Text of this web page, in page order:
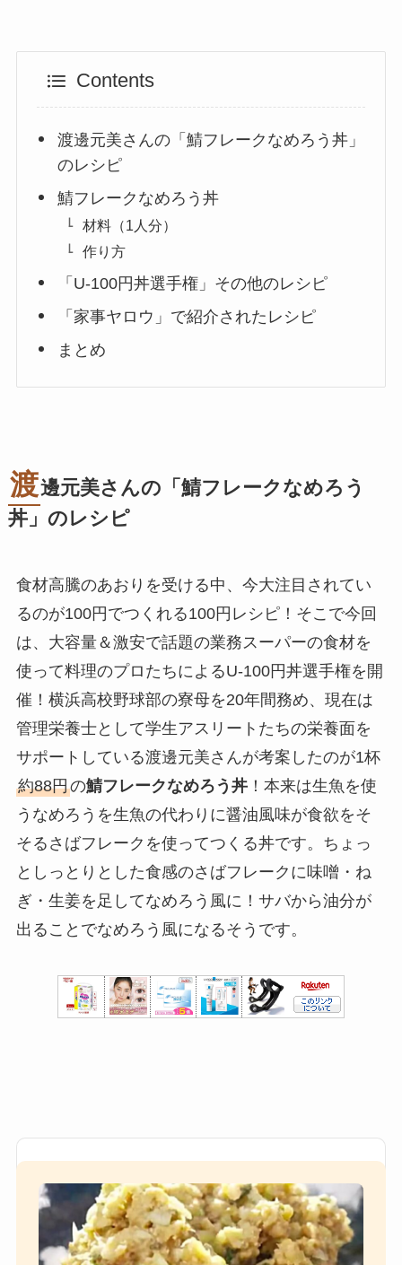
Contents
渡邊元美さんの「鯖フレークなめろう丼」
のレシピ
鯖フレークなめろう丼
材料（1人分）
作り方
「U-100円丼選手権」その他のレシピ
「家事ヤロウ」で紹介されたレシピ
まとめ
渡邊元美さんの「鯖フレークなめろう
丼」のレシピ
食材高騰のあおりを受ける中、今大注目されてい
るのが100円でつくれる100円レシピ！そこで今回
は、大容量＆激安で話題の業務スーパーの食材を
使って料理のプロたちによるU-100円丼選手権を開
催！横浜高校野球部の寮母を20年間務め、現在は
管理栄養士として学生アスリートたちの栄養面を
サポートしている渡邊元美さんが考案したのが1杯
約88円の鯖フレークなめろう丼！本来は生魚を使
うなめろうを生魚の代わりに醤油風味が食欲をそ
そるさばフレークを使ってつくる丼です。ちょっ
としっとりとした食感のさばフレークに味噌・ね
ぎ・生姜を足してなめろう風に！サバから油分が
出ることでなめろう風になるそうです。